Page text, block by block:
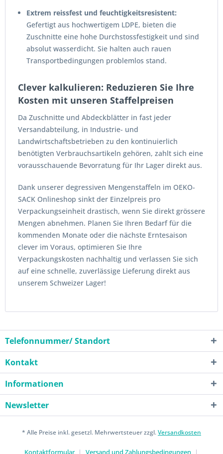
Extrem reissfest und feuchtigkeitsresistent:
Gefertigt aus hochwertigem LDPE, bieten die
Zuschnitte eine hohe Durchstossfestigkeit und sind
absolut wasserdicht. Sie halten auch rauen
Transportbedingungen problemlos stand.
Clever kalkulieren: Reduzieren Sie Ihre
Kosten mit unseren Staffelpreisen
Da Zuschnitte und Abdeckblätter in fast jeder
Versandabteilung, in Industrie- und
Landwirtschaftsbetrieben zu den kontinuierlich
benötigten Verbrauchsartikeln gehören, zahlt sich eine
vorausschauende Bevorratung für Ihr Lager direkt aus.
Dank unserer degressiven Mengenstaffeln im OEKO-
SACK Onlineshop sinkt der Einzelpreis pro
Verpackungseinheit drastisch, wenn Sie direkt grössere
Mengen abnehmen. Planen Sie Ihren Bedarf für die
kommenden Monate oder die nächste Erntesaison
clever im Voraus, optimieren Sie Ihre
Verpackungskosten nachhaltig und verlassen Sie sich
auf eine schnelle, zuverlässige Lieferung direkt aus
unserem Schweizer Lager!
Telefonnummer/ Standort
Kontakt
Informationen
Newsletter
* Alle Preise inkl. gesetzl. Mehrwertsteuer zzgl.Versandkosten
Kontaktformular Versand und Zahlungsbedingungen